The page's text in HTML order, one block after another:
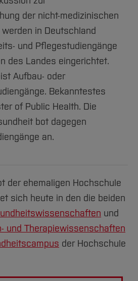
G
Projekte
Entwicklung
Hochschule
Hochschule
der nicht-medizinischen
in Deutschland
und Pflegestudiengänge
des Landes eingerichtet.
Aufbau- oder
Bekanntestes
of Public Health. Die
bot dagegen
an.
der ehemaligen Hochschule
sich heute in den die beiden
und
und Therapiewissenschaften
der Hochschule